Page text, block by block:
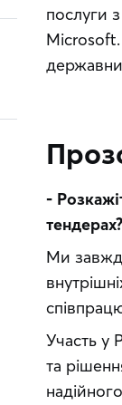
послуги
-
тендерах?
Ми
Участь у
та